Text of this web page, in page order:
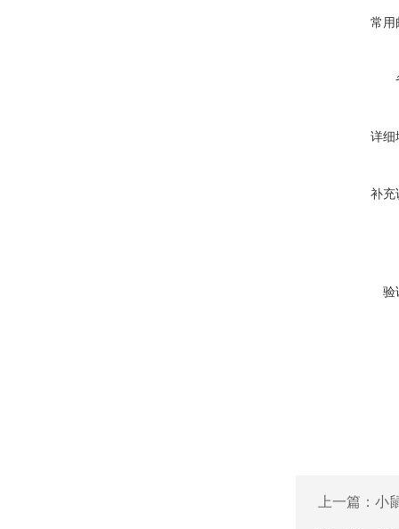
常用
详细
补充
验
上一篇： 小